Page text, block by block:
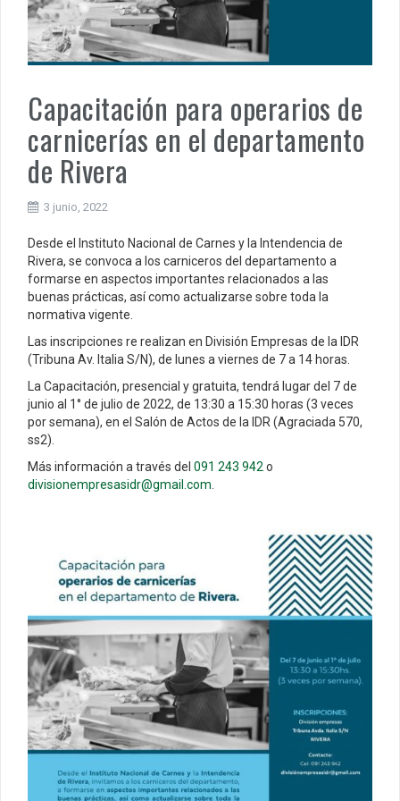
Capacitación para operarios de
carnicerías en el departamento
de Rivera
3 junio, 2022
Desde el Instituto Nacional de Carnes y la Intendencia de
Rivera, se convoca a los carniceros del departamento a
formarse en aspectos importantes relacionados a las
buenas prácticas, así como actualizarse sobre toda la
normativa vigente.
Las inscripciones re realizan en División Empresas de la IDR
(Tribuna Av. Italia S/N), de lunes a viernes de 7 a 14 horas.
La Capacitación, presencial y gratuita, tendrá lugar del 7 de
junio al 1° de julio de 2022, de 13:30 a 15:30 horas (3 veces
por semana), en el Salón de Actos de la IDR (Agraciada 570,
ss2).
Más información a través del 091 243 942o
divisionempresasidr@gmail.com.